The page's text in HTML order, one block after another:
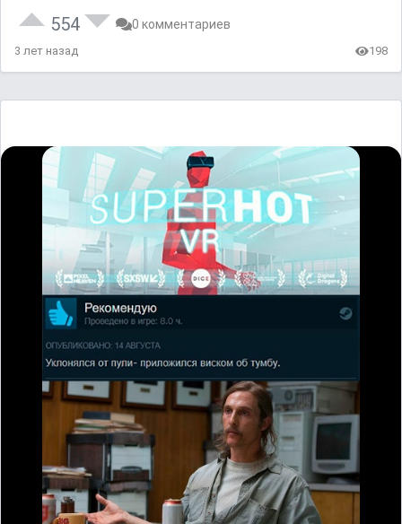
554 0 комментариев
3 лет назад 198